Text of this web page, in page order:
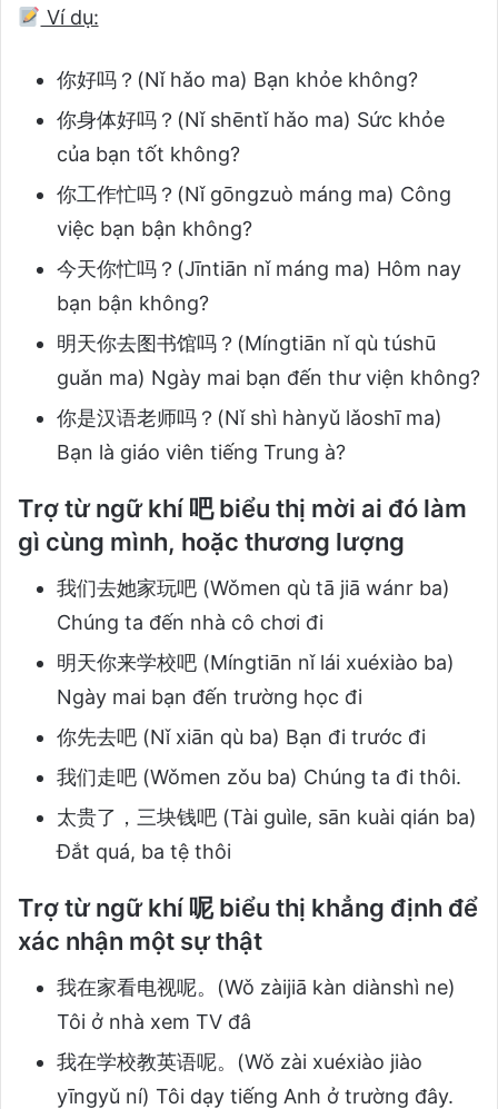
Ví dụ:
你好吗？(Nǐ hǎo ma) Bạn khỏe không?
你身体好吗？(Nǐ shēntǐ hǎo ma) Sức khỏe
của bạn tốt không?
你工作忙吗？(Nǐ gōngzuò máng ma) Công
việc bạn bận không?
今天你忙吗？(Jīntiān nǐ máng ma) Hôm nay
bạn bận không?
明天你去图书馆吗？(Míngtiān nǐ qù túshū
guǎn ma) Ngày mai bạn đến thư viện không?
你是汉语老师吗？(Nǐ shì hànyǔ lǎoshī ma)
Bạn là giáo viên tiếng Trung à?
Trợ từ ngữ khí 吧 biểu thị mời ai đó làm
gì cùng mình, hoặc thương lượng
我们去她家玩吧 (Wǒmen qù tā jiā wánr ba)
Chúng ta đến nhà cô chơi đi
明天你来学校吧 (Míngtiān nǐ lái xuéxiào ba)
Ngày mai bạn đến trường học đi
你先去吧 (Nǐ xiān qù ba) Bạn đi trước đi
我们走吧 (Wǒmen zǒu ba) Chúng ta đi thôi.
太贵了，三块钱吧 (Tài guìle, sān kuài qián ba)
Đắt quá, ba tệ thôi
Trợ từ ngữ khí 呢 biểu thị khẳng định để
xác nhận một sự thật
我在家看电视呢。(Wǒ zàijiā kàn diànshì ne)
Tôi ở nhà xem TV đâ
我在学校教英语呢。(Wǒ zài xuéxiào jiào
yīngyǔ ní) Tôi dạy tiếng Anh ở trường đây.